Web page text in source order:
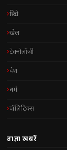
क्रिप्टो
खेल
टेक्नोलॉजी
देश
धर्म
पॉलिटिक्स
ताज़ा खबरें